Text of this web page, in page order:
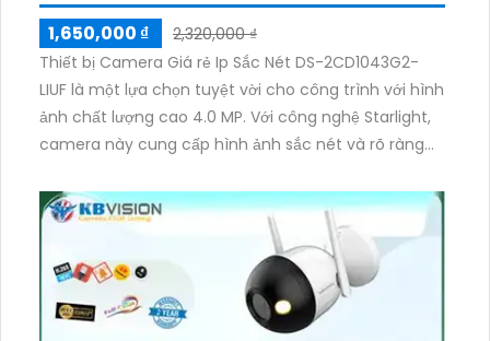
1,650,000 ₫
2,320,000 ₫
Thiết bị Camera Giá rẻ Ip Sắc Nét DS-2CD1043G2-
LIUF là một lựa chọn tuyệt vời cho công trình với hình
ảnh chất lượng cao 4.0 MP. Với công nghệ Starlight,
camera này cung cấp hình ảnh sắc nét và rõ ràng
ảnh ban đêm còn sáng đẹp với tính năng Hồng Ngoại
30m. Camera này thích hợp để giám sát cửa hàng,
gia đình và căn hộ. Với kiểu dáng Dome Plastic IP,
camera này không chỉ có hình ảnh trung thực mà
còn có thêm chức năng thu âm tiên nghiệm.